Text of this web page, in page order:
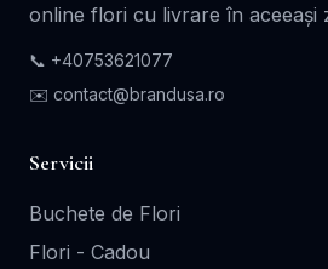
online flori cu livrare în aceeași
📞 +40753621077
✉️ contact@brandusa.ro
Servicii
Buchete de Flori
Flori - Cadou